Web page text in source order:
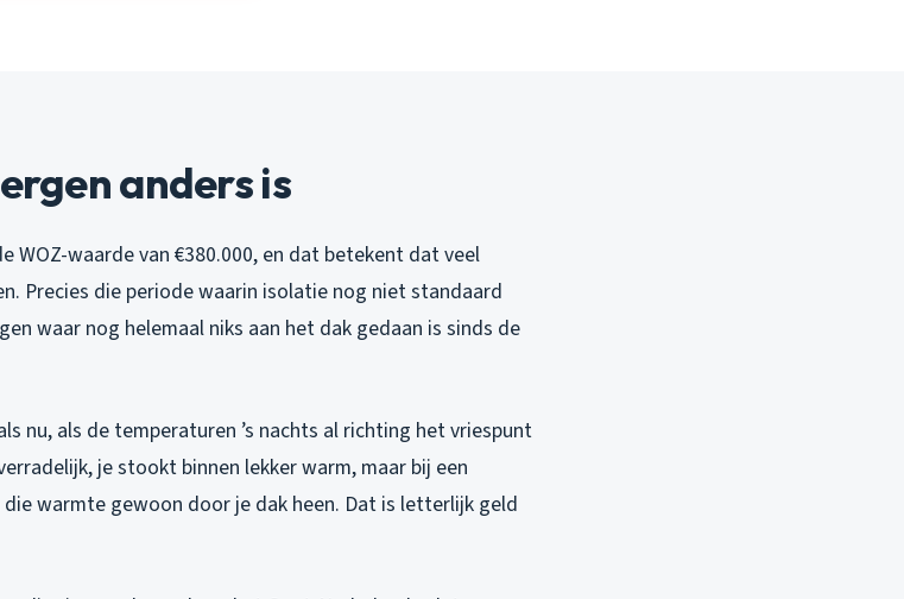
anders is
WOZ-waarde van €380.000, en dat betekent dat veel
Precies die periode waarin isolatie nog niet standaard
waar nog helemaal niks aan het dak gedaan is sinds de
nu, als de temperaturen ’s nachts al richting het vriespunt
je stookt binnen lekker warm, maar bij een
warmte gewoon door je dak heen. Dat is letterlijk geld